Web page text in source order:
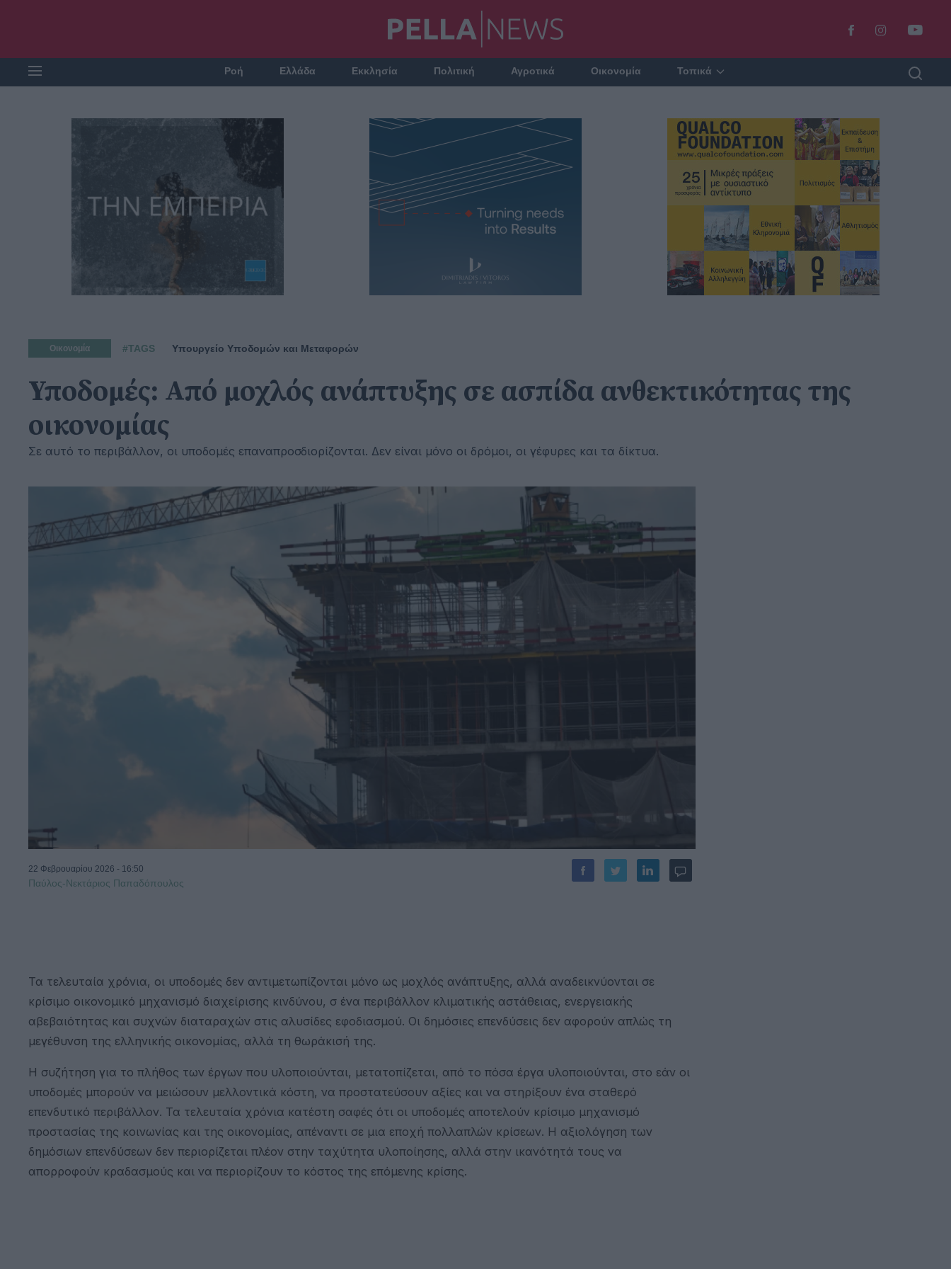
Ροή Ελλάδα Εκκλησία Πολιτική Αγροτικά Οικονομία Τοπικά
Οικονομία #TAGS Υπουργείο Υποδομών και Μεταφορών
Υποδομές: Από μοχλός ανάπτυξης σε ασπίδα ανθεκτικότητας της
οικονομίας
Σε αυτό το περιβάλλον, οι υποδομές επαναπροσδιορίζονται. Δεν είναι μόνο οι δρόμοι, οι γέφυρες και τα δίκτυα.
22 Φεβρουαρίου 2026 - 16:50
Παύλος-Νεκτάριος Παπαδόπουλος
Τα τελευταία χρόνια, οι υποδομές δεν αντιμετωπίζονται μόνο ως μοχλός ανάπτυξης, αλλά αναδεικνύονται σε
κρίσιμο οικονομικό μηχανισμό διαχείρισης κινδύνου, σ ένα περιβάλλον κλιματικής αστάθειας, ενεργειακής
αβεβαιότητας και συχνών διαταραχών στις αλυσίδες εφοδιασμού. Οι δημόσιες επενδύσεις δεν αφορούν απλώς τη
μεγέθυνση της ελληνικής οικονομίας, αλλά τη θωράκισή της.
Η συζήτηση για το πλήθος των έργων που υλοποιούνται, μετατοπίζεται, από το πόσα έργα υλοποιούνται, στο εάν οι
υποδομές μπορούν να μειώσουν μελλοντικά κόστη, να προστατεύσουν αξίες και να στηρίξουν ένα σταθερό
επενδυτικό περιβάλλον. Τα τελευταία χρόνια κατέστη σαφές ότι οι υποδομές αποτελούν κρίσιμο μηχανισμό
προστασίας της κοινωνίας και της οικονομίας, απέναντι σε μια εποχή πολλαπλών κρίσεων. Η αξιολόγηση των
δημόσιων επενδύσεων δεν περιορίζεται πλέον στην ταχύτητα υλοποίησης, αλλά στην ικανότητά τους να
απορροφούν κραδασμούς και να περιορίζουν το κόστος της επόμενης κρίσης.